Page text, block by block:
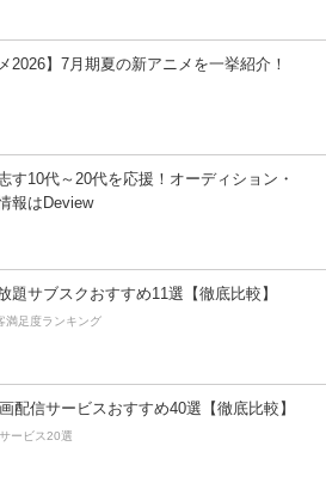
2026】7月期夏の新アニメを一挙紹介！
す10代～20代を応援！オーディション・
報はDeview
題サブスクおすすめ11選【徹底比較】
満足度ランキング
配信サービスおすすめ40選【徹底比較】
ービス20選